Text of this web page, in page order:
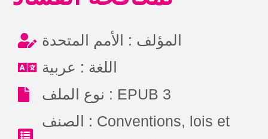
المؤلف : الأمم المتحدة
اللغة : عربية
نوع الملف : EPUB 3
الصنف : Conventions, lois et